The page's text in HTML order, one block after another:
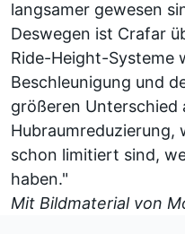
langsamer gewesen
Deswegen ist Crafar
Ride-Height-Systeme
Beschleunigung und
größeren Unterschied
Hubraumreduzierung,
schon limitiert sind,
haben."
Mit Bildmaterial von